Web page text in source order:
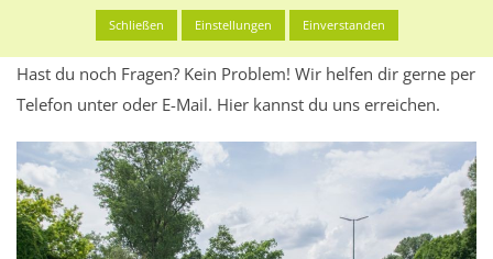
Alles klar? Dann findest du direkt im unteren Teil dieser Seite
Buchungdes Standorts.
Hast du noch Fragen? Kein Problem! Wir helfen dir gerne per
Telefon unter oder E-Mail. Hier kannst du uns erreichen.
Schließen Einstellungen Einverstanden